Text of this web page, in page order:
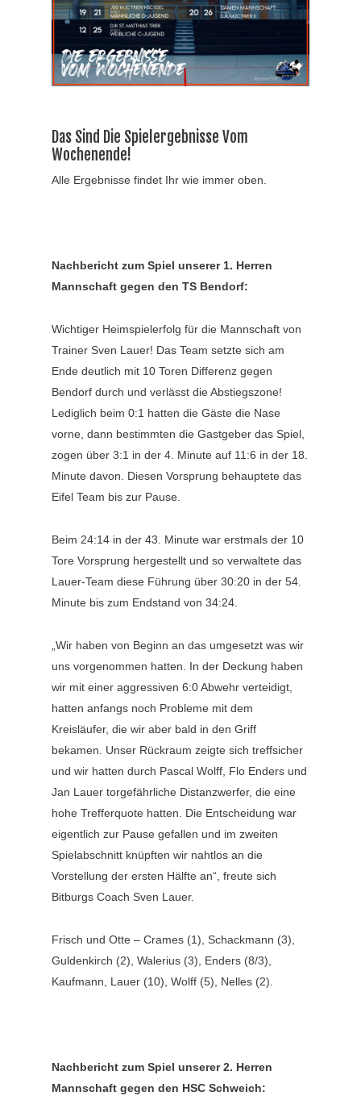
Das Sind Die Spielergebnisse Vom
Wochenende!
Alle Ergebnisse findet Ihr wie immer oben.
Nachbericht zum Spiel unserer 1. Herren
Mannschaft gegen den TS Bendorf:
Wichtiger Heimspielerfolg für die Mannschaft von
Trainer Sven Lauer! Das Team setzte sich am
Ende deutlich mit 10 Toren Differenz gegen
Bendorf durch und verlässt die Abstiegszone!
Lediglich beim 0:1 hatten die Gäste die Nase
vorne, dann bestimmten die Gastgeber das Spiel,
zogen über 3:1 in der 4. Minute auf 11:6 in der 18.
Minute davon. Diesen Vorsprung behauptete das
Eifel Team bis zur Pause.
Beim 24:14 in der 43. Minute war erstmals der 10
Tore Vorsprung hergestellt und so verwaltete das
Lauer-Team diese Führung über 30:20 in der 54.
Minute bis zum Endstand von 34:24.
„Wir haben von Beginn an das umgesetzt was wir
uns vorgenommen hatten. In der Deckung haben
wir mit einer aggressiven 6:0 Abwehr verteidigt,
hatten anfangs noch Probleme mit dem
Kreisläufer, die wir aber bald in den Griff
bekamen. Unser Rückraum zeigte sich treffsicher
und wir hatten durch Pascal Wolff, Flo Enders und
Jan Lauer torgefährliche Distanzwerfer, die eine
hohe Trefferquote hatten. Die Entscheidung war
eigentlich zur Pause gefallen und im zweiten
Spielabschnitt knüpften wir nahtlos an die
Vorstellung der ersten Hälfte an“, freute sich
Bitburgs Coach Sven Lauer.
Frisch und Otte – Crames (1), Schackmann (3),
Guldenkirch (2), Walerius (3), Enders (8/3),
Kaufmann, Lauer (10), Wolff (5), Nelles (2).
Nachbericht zum Spiel unserer 2. Herren
Mannschaft gegen den HSC Schweich: